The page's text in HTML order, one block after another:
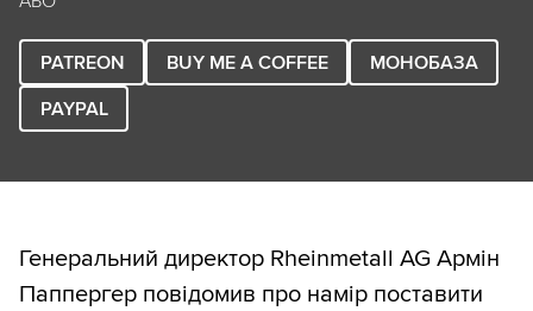
PATREON BUY ME A COFFEE
МОНОБАЗА
PAYPAL
Генеральний директор Rheinmetall AG Армін
Паппергер повідомив про намір поставити